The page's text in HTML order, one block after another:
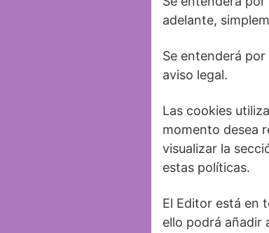
adelante,
Se entenderá
aviso legal.
Las cookies
momento desea
visualizar la
estas políticas.
El Editor está en
ello podrá añadir